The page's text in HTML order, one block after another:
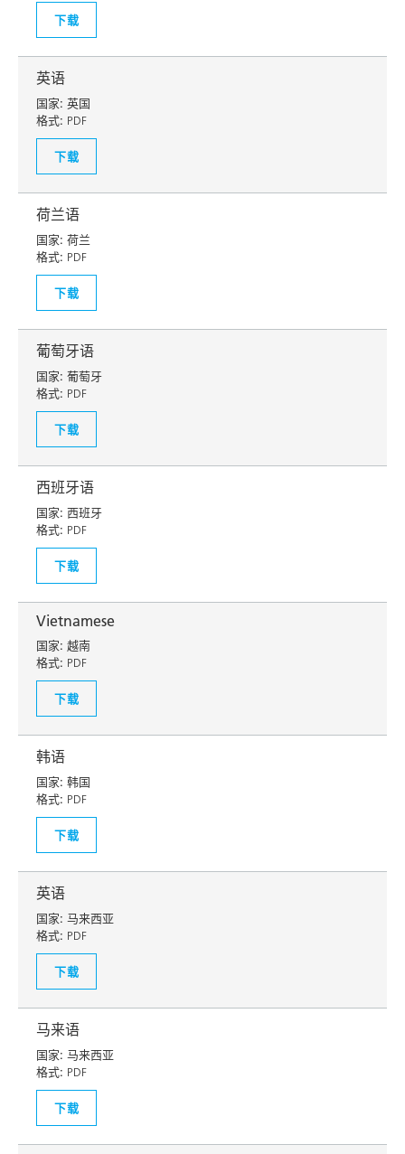
下载
英语
国家: 英国
格式: PDF
下载
荷兰语
国家: 荷兰
格式: PDF
下载
葡萄牙语
国家: 葡萄牙
格式: PDF
下载
西班牙语
国家: 西班牙
格式: PDF
下载
Vietnamese
国家: 越南
格式: PDF
下载
韩语
国家: 韩国
格式: PDF
下载
英语
国家: 马来西亚
格式: PDF
下载
马来语
国家: 马来西亚
格式: PDF
下载